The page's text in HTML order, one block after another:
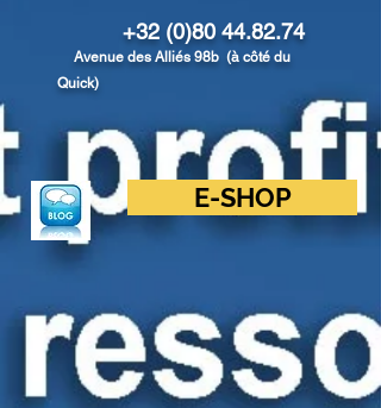
+32 (0)80 44.82.74
Avenue des Alliés 98b (à côté du
Quick)
E-SHOP